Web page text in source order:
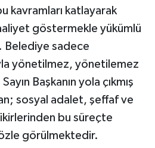
kavramları katlayarak
göstermekle yükümlü
Belediye sadece
yönetilmez, yönetilemez
Başkanın yola çıkmış
sosyal adalet, şeffaf ve
bu süreçte
görülmektedir.